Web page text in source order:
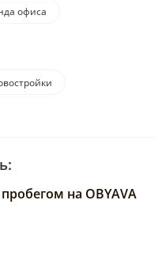
офиса
на OBYAVA